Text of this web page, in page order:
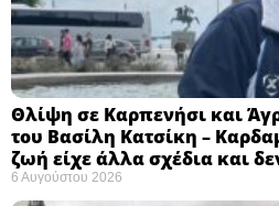
Θλίψη σε Καρπενήσι και
του Βασίλη Κατσίκη –
ζωή είχε άλλα σχέδια και
6 Αυγούστου 2026